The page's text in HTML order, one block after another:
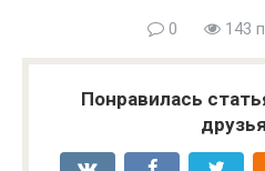
0 143
Понравилась